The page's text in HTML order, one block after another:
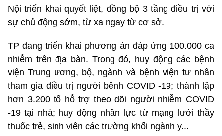
Nội triển khai quyết liệt, đồng bộ 3 tầng điều trị với
sự chủ động sớm, từ xa ngay từ cơ sở.
TP đang triển khai phương án đáp ứng 100.000 ca
nhiễm trên địa bàn. Trong đó, huy động các bệnh
viện Trung ương, bộ, ngành và bệnh viện tư nhân
tham gia điều trị người bệnh COVID -19; thành lập
hơn 3.200 tổ hỗ trợ theo dõi người nhiễm COVID
-19 tại nhà; huy động nhân lực từ mạng lưới thầy
thuốc trẻ, sinh viên các trường khối ngành y...